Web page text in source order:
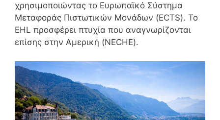
χρησιμοποιώντας το Ευρωπαϊκό Σύστημα
Μεταφοράς Πιστωτικών Μονάδων (ECTS). Το
EHL προσφέρει πτυχία που αναγνωρίζονται
επίσης στην Αμερική (NECHE).